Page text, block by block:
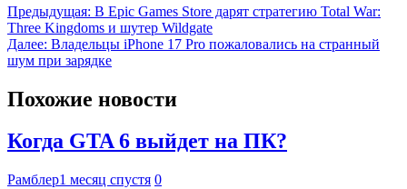
Предыдущая: В Epic Games Store дарят стратегию Total War:
Three Kingdoms и шутер Wildgate
Далее: Владельцы iPhone 17 Pro пожаловались на странный
шум при зарядке
Похожие новости
Когда GTA 6 выйдет на ПК?
Рамблер1 месяц спустя 0